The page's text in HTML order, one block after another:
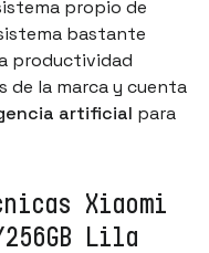
propio de
bastante
productividad
de la marca y cuenta
artificial para
Xiaomi
Lila